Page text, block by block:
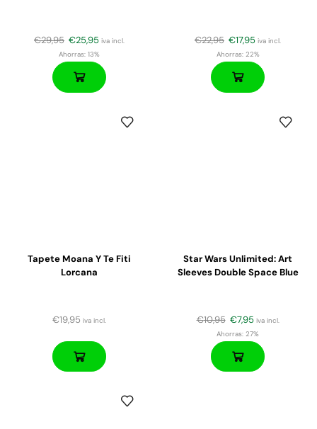
€29,95 €25,95 iva incl.
Ahorras: 13%
€22,95 €17,95 iva incl.
Ahorras:22%
Tapete Moana Y Te Fiti
Lorcana
€19,95 iva incl.
Star Wars Unlimited: Art
Sleeves Double Space Blue
€10,95 €7,95 iva incl.
Ahorras: 27%